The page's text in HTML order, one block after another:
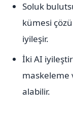
Soluk
kümesi
iyileşir.
İki AI
maskeleme
alabilir.